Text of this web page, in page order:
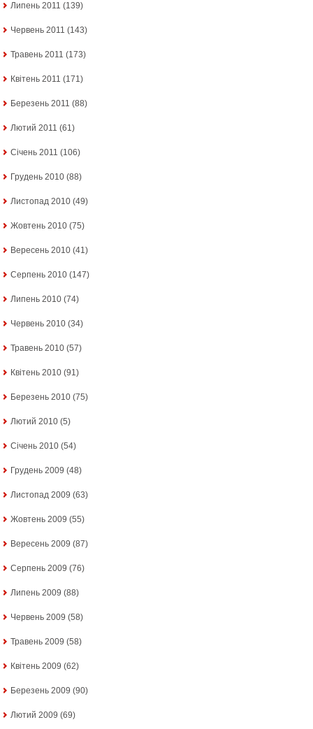
Липень 2011 (139)
Червень 2011 (143)
Травень 2011 (173)
Квітень 2011 (171)
Березень 2011 (88)
Лютий 2011 (61)
Січень 2011 (106)
Грудень 2010 (88)
Листопад 2010 (49)
Жовтень 2010 (75)
Вересень 2010 (41)
Серпень 2010 (147)
Липень 2010 (74)
Червень 2010 (34)
Травень 2010 (57)
Квітень 2010 (91)
Березень 2010 (75)
Лютий 2010 (5)
Січень 2010 (54)
Грудень 2009 (48)
Листопад 2009 (63)
Жовтень 2009 (55)
Вересень 2009 (87)
Серпень 2009 (76)
Липень 2009 (88)
Червень 2009 (58)
Травень 2009 (58)
Квітень 2009 (62)
Березень 2009 (90)
Лютий 2009 (69)